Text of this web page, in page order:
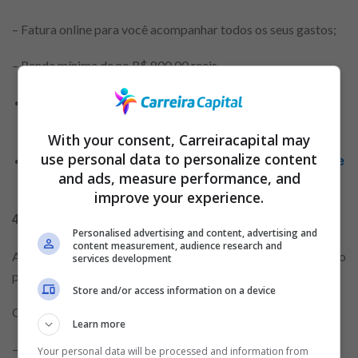
– Fatura online para você acompanhar todos os seus gastos;
– Renda mínima de no R$ 800,00 reais.
Cartão de crédito Hipercard: vantagens,
Cartão pré-pago lojas Americanas: saiba tudo sobre
suas vantagens!
4 – Cartão de Crédito Smiles Visa
Através do Smile Visa, você vai acumular milhas para viajar no
programa de pontos.
Outras vantagens:
– O cliente já ganha milhas ao adquirir o cartão;
With your consent, Carreiracapital may
use personal data to personalize content
and ads, measure performance, and
improve your experience.
Personalised advertising and content, advertising and
content measurement, audience research and
services development
Store and/or access information on a device
Learn more
Your personal data will be processed and information from